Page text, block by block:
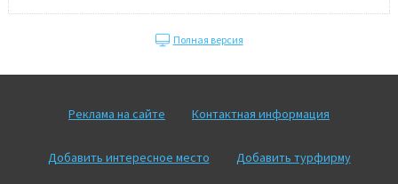
Полная версия
Реклама на сайте Контактная информация
Добавить интересное место Добавить турфирму